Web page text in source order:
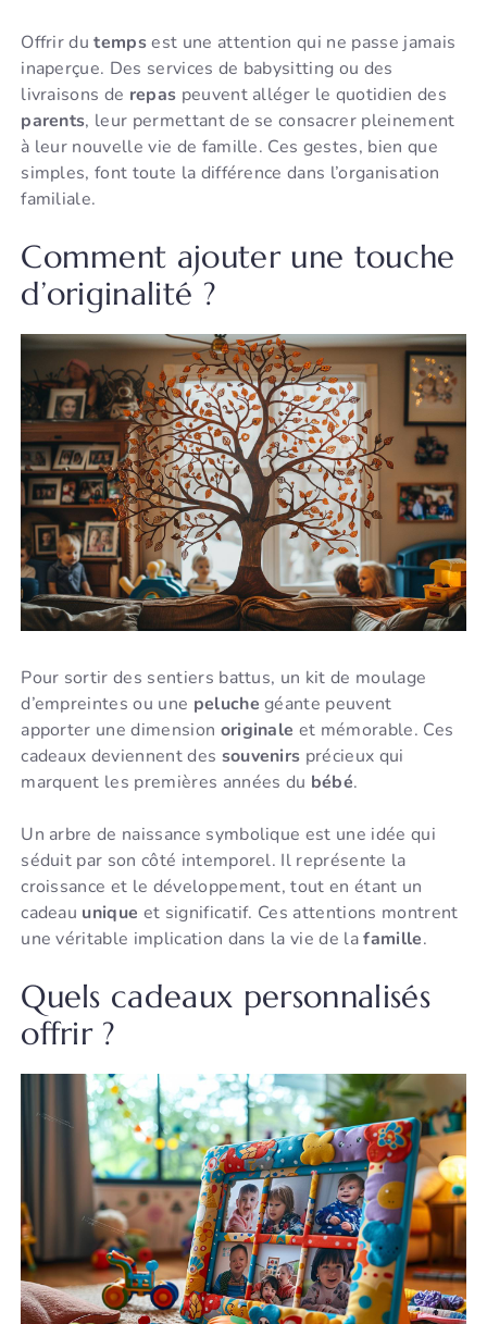
Offrir dutempsest une attention qui ne passe jamais
inaperçue. Des services de babysitting ou des
livraisons de repas peuvent alléger le quotidien des
parents, leur permettant de se consacrer pleinement
à leur nouvelle vie de famille. Ces gestes, bien que
simples, font toute la différence dans l’organisation
familiale.
Comment ajouter une touche
d’originalité ?
Pour sortir des sentiers battus, un kit de moulage
d’empreintes ou une peluche géante peuvent
apporter une dimension originale et mémorable. Ces
cadeaux deviennent des souvenirs précieux qui
marquent les premières années du bébé.
Un arbre de naissance symbolique est une idée qui
séduit par son côté intemporel. Il représente la
croissance et le développement, tout en étant un
cadeau unique et significatif. Ces attentions montrent
une véritable implication dans la vie de lafamille.
Quels cadeaux personnalisés
offrir ?